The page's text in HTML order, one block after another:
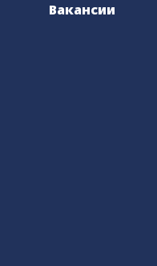
Вакансии